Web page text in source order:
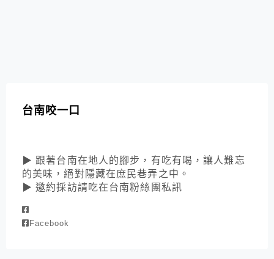
台南咬一口
▶ 跟著台南在地人的腳步，有吃有喝，讓人難忘
的美味，絕對隱藏在庶民巷弄之中。
▶ 邀約採訪請吃在台南粉絲團私訊
Facebook